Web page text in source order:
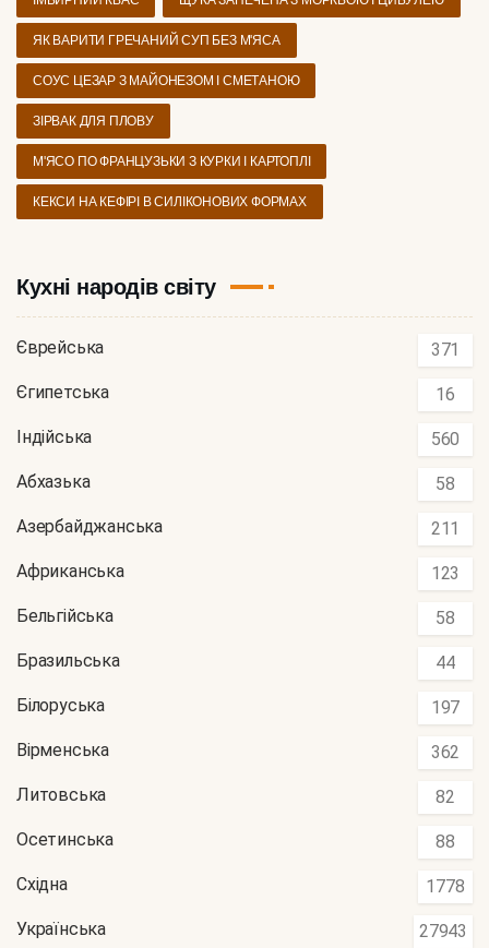
ЯК ВАРИТИ ГРЕЧАНИЙ СУП БЕЗ М'ЯСА
СОУС ЦЕЗАР З МАЙОНЕЗОМ І СМЕТАНОЮ
ЗІРВАК ДЛЯ ПЛОВУ
М'ЯСО ПО ФРАНЦУЗЬКИ З КУРКИ І КАРТОПЛІ
КЕКСИ НА КЕФІРІ В СИЛІКОНОВИХ ФОРМАХ
Кухні народів світу
Єврейська 371
Єгипетська 16
Індійська 560
Абхазька 58
Азербайджанська 211
Африканська 123
Бельгійська 58
Бразильська 44
Білоруська 197
Вірменська 362
Литовська 82
Осетинська 88
Східна 1778
Українська 27943